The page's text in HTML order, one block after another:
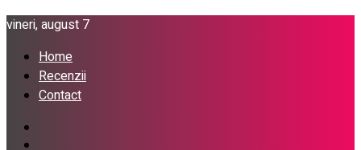
vineri, august 7
Home
Recenzii
Contact